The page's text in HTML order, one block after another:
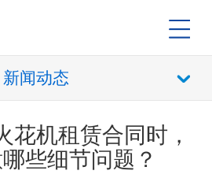
新闻动态
花机租赁合同时，
些细节问题？